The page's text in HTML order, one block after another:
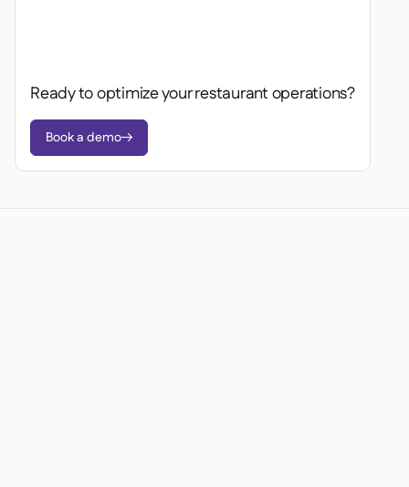
Ready to optimize your restaurant operations?
Book a demo